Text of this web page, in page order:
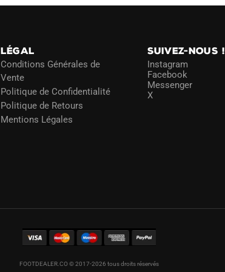
page
du
produit
LÉGAL
Conditions Générales de
Vente
Politique de Confidentialité
Politique de Retours
Mentions Légales
SUIVEZ-NOUS !
Instagram
Facebook
Messenger
X
FOOTDEALER.CO © 2017-2026 tous droits réservés